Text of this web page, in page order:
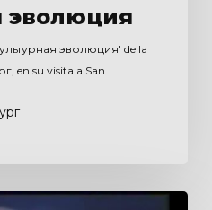
эволюция
эволюция' de la
en su visita a San…